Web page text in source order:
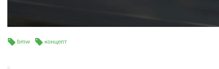
bmw концепт